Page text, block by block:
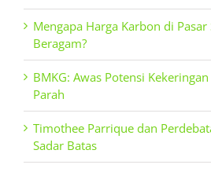
Mengapa Harga Karbon di
Beragam?
BMKG: Awas Potensi
Parah
Timothee Parrique dan
Sadar Batas